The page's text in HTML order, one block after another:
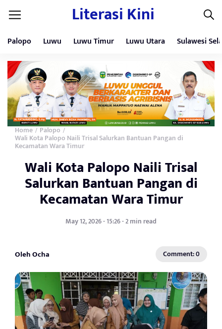
Literasi Kini
Palopo Luwu Luwu Timur Luwu Utara Sulawesi
Home / Palopo /
Wali Kota Palopo Naili Trisal Salurkan Bantuan Pangan di
Kecamatan Wara Timur
Wali Kota Palopo Naili Trisal
Salurkan Bantuan Pangan di
Kecamatan Wara Timur
May 12, 2026 - 15:26 - 2 min read
Oleh Ocha Comment: 0